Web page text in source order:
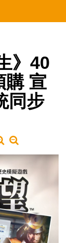
》40
購 宣
同步